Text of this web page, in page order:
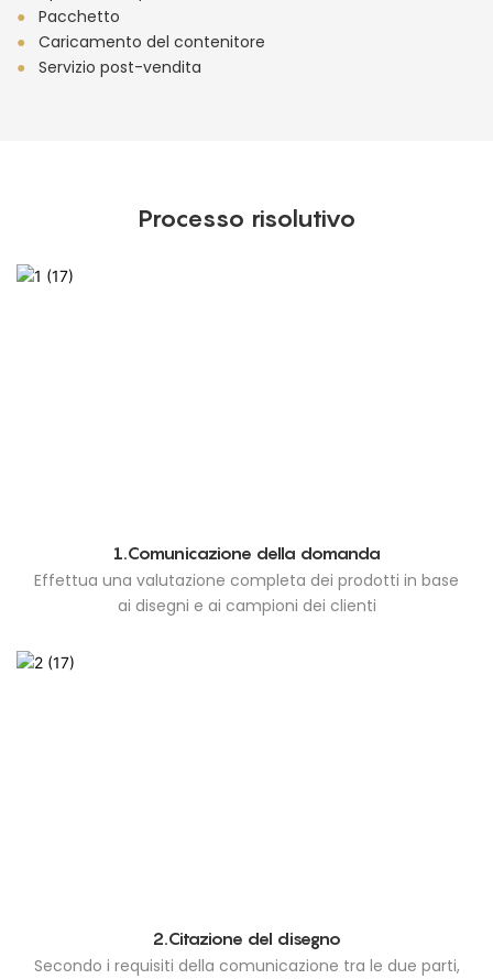
● Pacchetto
● Caricamento del contenitore
● Servizio post-vendita
Processo risolutivo
1.Comunicazione della domanda
Effettua una valutazione completa dei prodotti in base
ai disegni e ai campioni dei clienti
2.Citazione del disegno
Secondo i requisiti della comunicazione tra le due parti,